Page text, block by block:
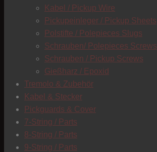
Kabel / Pickup Wire
Pickupeinleger / Pickup Sheets
Polstifte / Polepieces Slugs
Schrauben/ Polepieces Screws
Schrauben / Pickup Screws
Gießharz / Epoxid
Tremolo & Zubehör
Kabel & Stecker
Pickguards & Cover
7-String / Parts
8-String / Parts
9-String / Parts